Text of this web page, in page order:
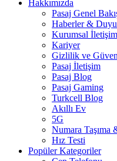
Hakkımızda
Pasaj Genel
Haberler &
Kurumsal
Kariyer
Gizlilik ve
Pasaj İletişim
Pasaj Blog
Pasaj Gaming
Turkcell Blog
Akıllı Ev
5G
Numara Taşıma
Hız Testi
Popüler Kategoriler